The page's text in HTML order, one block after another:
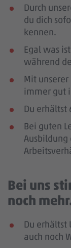
Durch
du dich
kennen.
Egal was
während
Mit unserer
immer gut
Du erhältst
Bei guten
Ausbildung
Bei uns
noch
Du erhältst
auch noch